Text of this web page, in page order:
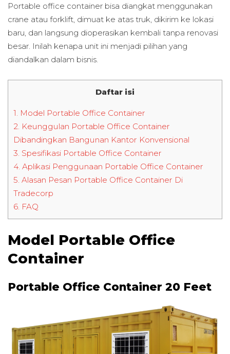
Portable office container bisa diangkat menggunakan
crane atau forklift, dimuat ke atas truk, dikirim ke lokasi
baru, dan langsung dioperasikan kembali tanpa renovasi
besar. Inilah kenapa unit ini menjadi pilihan yang
diandalkan dalam bisnis.
Daftar isi
1. Model Portable Office Container
2. Keunggulan Portable Office Container
Dibandingkan Bangunan Kantor Konvensional
3. Spesifikasi Portable Office Container
4. Aplikasi Penggunaan Portable Office Container
5. Alasan Pesan Portable Office Container Di
Tradecorp
6. FAQ
Model Portable Office
Container
Portable Office Container 20 Feet